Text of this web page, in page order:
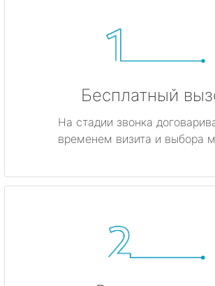
Бесплатный
На стадии звонка
временем визита и выбора